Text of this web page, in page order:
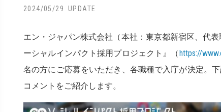
2024/05/29
エン・ジャパン株式会社（本社：東京都新宿区、代
ーシャルインパクト採用プロジェクト』（https://
名の方にご応募をいただき、各職種で入庁が決定。
コメントをご紹介します。